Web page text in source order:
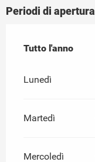
Periodi di apertura
Tutto l'anno
Tutto l'anno
Lunedì
Martedì
Mercoledì